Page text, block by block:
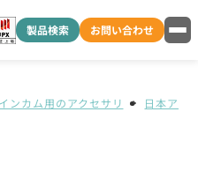
製品検索 お問い合わせ
ンカム用のアクセサリ 日本アン